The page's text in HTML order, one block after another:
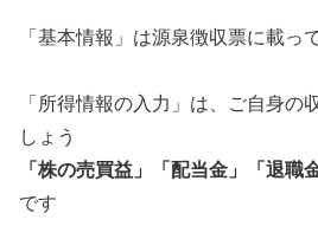
「基本情報」は源泉徴収票に載っ
「所得情報の入力」は、ご自身の
しょう
「株の売買益」「配当金」「退職金
です